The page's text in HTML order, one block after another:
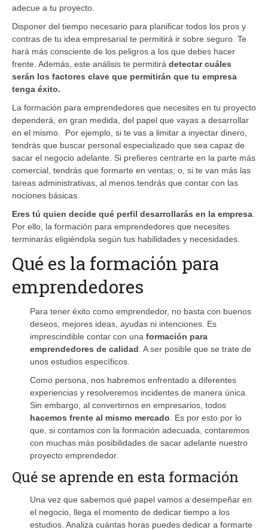
adecue a tu proyecto.
Disponer del tiempo necesario para planificar todos los pros y
contras de tu idea empresarial te permitirá ir sobre seguro. Te
hará más consciente de los peligros a los que debes hacer
frente. Además, este análisis te permitirá detectar cuáles
serán los factores clave que permitirán que tu empresa
tenga éxito.
La formación para emprendedores que necesites en tu proyecto
dependerá, en gran medida, del papel que vayas a desarrollar
en el mismo. Por ejemplo, si te vas a limitar a inyectar dinero,
tendrás que buscar personal especializado que sea capaz de
sacar el negocio adelante. Si prefieres centrarte en la parte más
comercial, tendrás que formarte en ventas; o, si te van más las
tareas administrativas, al menos tendrás que contar con las
nociones básicas.
Eres tú quien decide qué perfil desarrollarás en la empresa
Por ello, la formación para emprendedores que necesites
terminarás eligiéndola según tus habilidades y necesidades.
Qué es la formación para
emprendedores
Para tener éxito como emprendedor, no basta con buenos
deseos, mejores ideas, ayudas ni intenciones. Es
imprescindible contar con una formación para
emprendedores de calidad . A ser posible que se trate de
unos estudios específicos.
Como persona, nos habremos enfrentado a diferentes
experiencias y resolveremos incidentes de manera única.
Sin embargo, al convertirnos en empresarios, todos
hacemos frente al mismo mercado . Es por esto por lo
que, si contamos con la formación adecuada, contaremos
con muchas más posibilidades de sacar adelante nuestro
proyecto emprendedor.
Qué se aprende en esta formación
Una vez que sabemos qué papel vamos a desempeñar en
el negocio, llega el momento de dedicar tiempo a los
estudios. Analiza cuántas horas puedes dedicar a formarte